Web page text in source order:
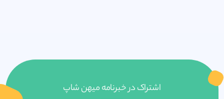
اشتراک در خبرنامه میهن شاپ